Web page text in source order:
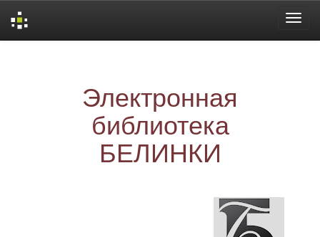
Электронная
библиотека
БЕЛИНКИ